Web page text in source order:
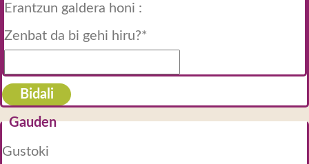
Erantzun galdera honi :
Zenbat da bi gehi hiru?*
Bidali
Gauden
Gustoki